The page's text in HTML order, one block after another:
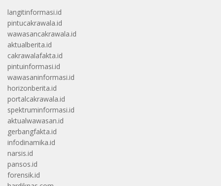
langitinformasi.id
pintucakrawala.id
wawasancakrawala.id
aktualberita.id
cakrawalafakta.id
pintuinformasi.id
wawasaninformasi.id
horizonberita.id
portalcakrawala.id
spektruminformasi.id
aktualwawasan.id
gerbangfakta.id
infodinamika.id
narsis.id
pansos.id
forensik.id